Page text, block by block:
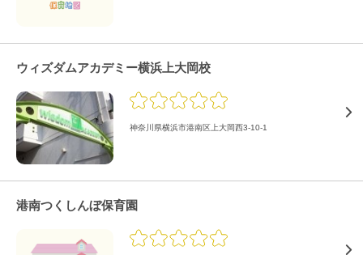
ウィズダムアカデミー横浜上大岡校
神奈川県横浜市港南区上大岡西3-10-1
港南つくしんぼ保育園